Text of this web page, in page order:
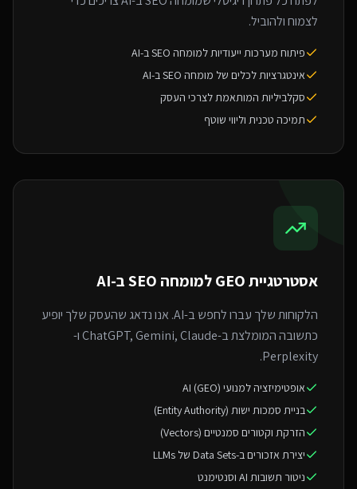
לצמוח ולהוביל.
פיתוח מערכות ייעודיות למומחה SEO ב-AI
אינטגרציות לכלים של מומחה SEO ב-AI
סקלביליות המותאמת לצרכי העסק
תמיכה טכנית וליווי שוטף
אסטרטגיית GEO ל מומחה SEO ב-AI
הלקוחות שלך עברו לחפש ב-AI. אנו נדאג שהעסק שלך יופיע
כתשובה המומלצת ב-ChatGPT, Gemini, Claude ו-
Perplexity.
אופטימיזציה למנועי AI (GEO)
בניית סמכות ישות (Entity Authority)
הזרקת וקטורים סמנטיים (Vectors)
יצירת אזכורים ב-Data Sets של LLMs
ניטור תשובות AI וסנטימנט